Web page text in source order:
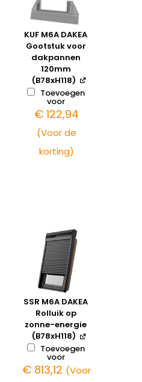
KUF M6A DAKEA
Gootstuk voor
dakpannen
120mm
(B78xH118)
Toevoegen
voor
€122,94
(Voor de
korting)
SSR M6A DAKEA
Rolluik op
zonne-energie
(B78xH118)
Toevoegen
voor
€813,12 (Voor